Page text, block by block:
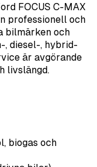
FOCUS C-MAX
professionell och
bilmärken och
, diesel-, hybrid-
är avgörande
livslängd.
biogas och